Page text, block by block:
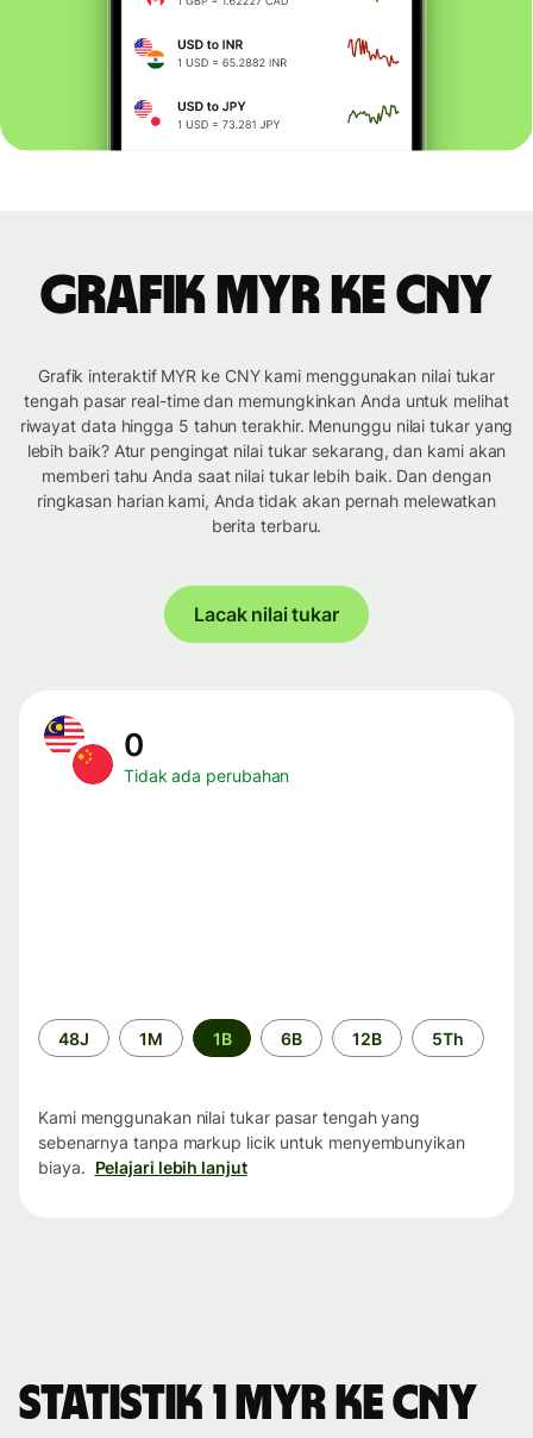
Grafik MYR ke CNY
Grafik interaktif MYR ke CNY kami menggunakan nilai tukar
tengah pasar real-time dan memungkinkan Anda untuk melihat
riwayat data hingga 5 tahun terakhir. Menunggu nilai tukar yang
lebih baik? Atur pengingat nilai tukar sekarang, dan kami akan
memberi tahu Anda saat nilai tukar lebih baik. Dan dengan
ringkasan harian kami, Anda tidak akan pernah melewatkan
berita terbaru.
Lacak nilai tukar
0
Tidak ada perubahan
Periode
waktu
48J 1M 1B 6B 12B 5Th
Kami menggunakan nilai tukar pasar tengah yang
sebenarnya tanpa markup licik untuk menyembunyikan
biaya. Pelajari lebih lanjut
Statistik 1 MYR ke CNY